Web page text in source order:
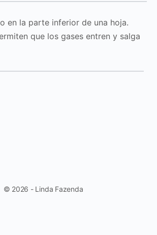
en la parte inferior de una hoja.
que los gases entren y salga
© 2026 - Linda Fazenda